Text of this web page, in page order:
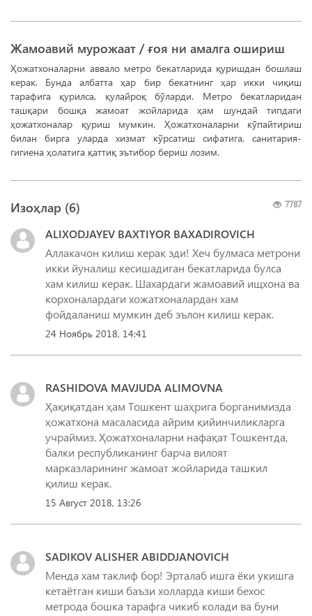
Жамоавий мурожаат / ғоя ни амалга ошириш
Ҳожатхоналарни аввало метро бекатларида қуришдан бошлаш
керак. Бунда албатта ҳар бир бекатнинг ҳар икки чиқиш
тарафига қурилса, қулайроқ бўларди. Метро бекатларидан
ташқари бошқа жамоат жойларида ҳам шундай типдаги
ҳожатхоналар қуриш мумкин. Ҳожатхоналарни кўпайтириш
билан бирга уларда хизмат кўрсатиш сифатига, санитария-
гигиена ҳолатига қаттиқ эътибор бериш лозим.
7787
Изоҳлар (6)
ALIXODJAYEV BAXTIYOR BAXADIROVICH
Аллакачон килиш керак эди! Хеч булмаса метрони
икки йуналиш кесишадиган бекатларида булса
хам килиш керак. Шахардаги жамоавий ищхона ва
корхоналардаги хожатхоналардан хам
фойдаланиш мумкин деб эълон килиш керак.
24 Ноябрь 2018, 14:41
RASHIDOVA MAVJUDA ALIMOVNA
Ҳақиқатдан ҳам Тошкент шаҳрига борганимизда
ҳожатхона масаласида айрим қийинчиликларга
учраймиз. Ҳожатхоналарни нафақат Тошкентда,
балки республиканинг барча вилоят
марказларининг жамоат жойларида ташкил
қилиш керак.
15 Август 2018, 13:26
SADIKOV ALISHER ABIDDJANOVICH
Менда хам таклиф бор! Эрталаб ишга ёки укишга
кетаётган киши баъзи холларда киши бехос
метрода бошка тарафга чикиб колади ва буни